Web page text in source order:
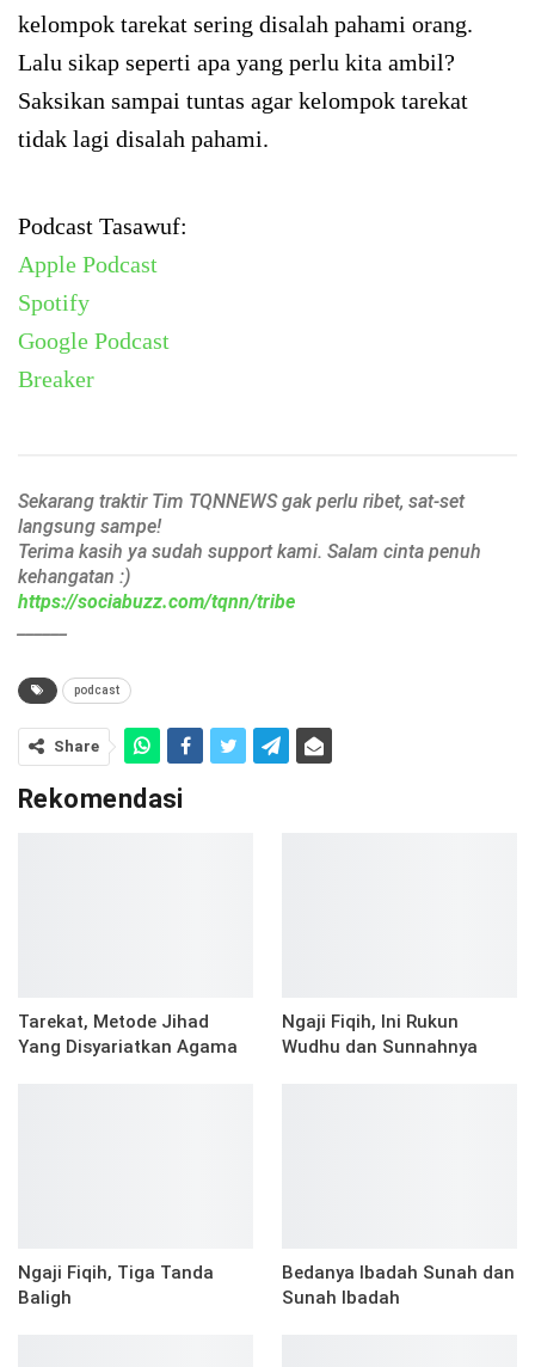
kelompok tarekat sering disalah pahami orang.
Lalu sikap seperti apa yang perlu kita ambil?
Saksikan sampai tuntas agar kelompok tarekat
tidak lagi disalah pahami.
Podcast Tasawuf:
Apple Podcast
Spotify
Google Podcast
Breaker
Sekarang traktir Tim TQNNEWS gak perlu ribet, sat-set
langsung sampe!
Terima kasih ya sudah support kami. Salam cinta penuh
kehangatan :)
https://sociabuzz.com/tqnn/tribe
podcast
Share
Rekomendasi
Tarekat, Metode Jihad
Yang Disyariatkan Agama
Ngaji Fiqih, Ini Rukun
Wudhu dan Sunnahnya
Ngaji Fiqih, Tiga Tanda
Baligh
Bedanya Ibadah Sunah dan
Sunah Ibadah